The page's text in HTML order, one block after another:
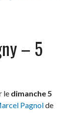
– 5
le dimanche 5
Pagnolde